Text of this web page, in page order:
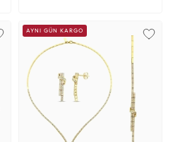
AYNI GÜN KARGO